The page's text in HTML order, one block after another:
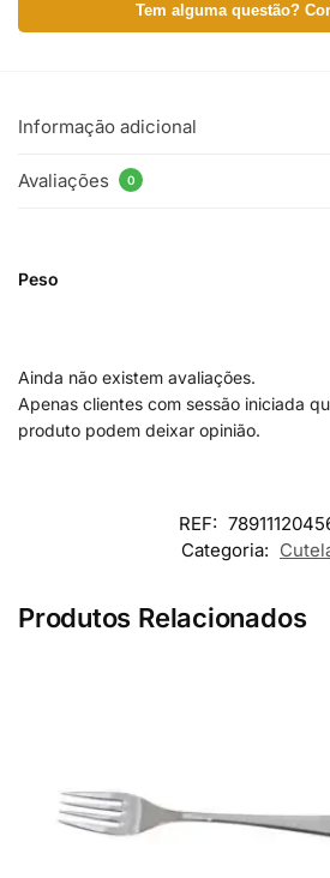
Tem alguma questão?
Informação adicional
Avaliações 0
Peso
Ainda não existem avaliações.
Apenas clientes com sessão iniciada
produto podem deixar opinião.
REF:
Categoria:
Produtos Relacionados